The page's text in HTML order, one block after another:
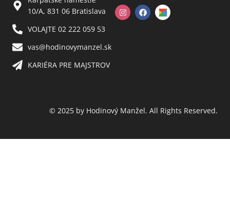
10/A, 831 06 Bratislava
VOLAJTE 02 222 059 53​
vas@hodinovymanzel.sk​
KARIÉRA PRE MAJSTROV​
© 2025 by Hodinový Manžel. All Rights Reserved.